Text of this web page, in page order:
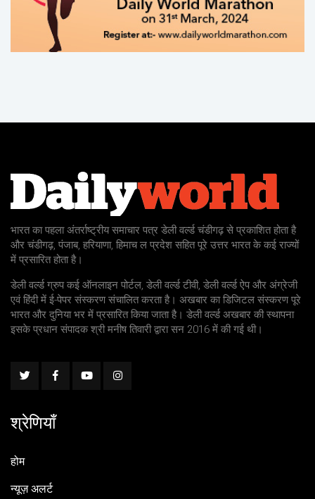
भारत का पहला अंतर्राष्ट्रीय समाचार पत्र डेली वर्ल्ड चंडीगढ़ से प्रकाशित होता है
और चंडीगढ़, पंजाब, हरियाणा, हिमाच ल प्रदेश सहित पूरे उत्तर भारत के कई राज्यों
में प्रसारित होता है।
डेली वर्ल्ड ग्रुप कई ऑनलाइन पोर्टल, डेली वर्ल्ड टीवी, डेली वर्ल्ड ऐप और अंग्रेजी
एवं हिंदी में ई-पेपर संस्करण संचालित करता है। अखबार का डिजिटल संस्करण पूरे
भारत और दुनिया भर में प्रसारित किया जाता है। डेली वर्ल्ड अखबार की स्थापना
इसके प्रधान संपादक श्री मनीष तिवारी द्वारा सन 2016 में की गई थी।
श्रेणियाँ
होम
न्यूज़ अलर्ट